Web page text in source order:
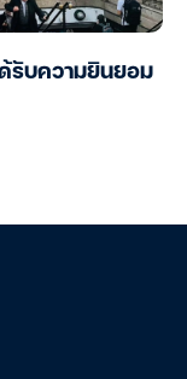
ด้รับความยินยอม